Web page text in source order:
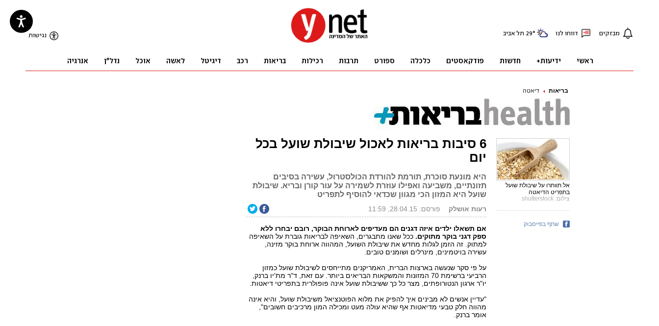
בריאות דיאטה
6 סיבות בריאות לאכול שיבולת שועל בכל
יום
היא מונעת סוכרת, תורמת להורדת הכולסטרול, עשירה בסיבים
תזונתיים, משביעה ואפילו עוזרת לשמירה על עור קורן ובריא. שיבולת
שועל היא המזון הכי מגוון שכדאי להוסיף לתפריט
רעות אושלק פורסם: 28.04.15, 11:59
אם תשאלו ילדים איזה דגנים הם מעדיפים לארוחת הבוקר, רובם יבחרו ללא
ספק דגני בוקר מתוקים. ככל שאנו מתבגרים, השאיפה לבריאות גוברת על השאיפה
למתוק. זה הזמן לגלות מחדש את שיבולת השועל, המהווה ארוחת בוקר מזינה,
עשירה בויטמינים, מינרלים ושומנים טובים.
על פי סקר שנעשה בארצות הברית, האמריקנים מתייחסים לשיבולת שועל כמזון
הרביעי ברשימת 70 המזונות והמשקאות הבריאים ביותר. עם זאת, ד"ר מת'יו ברנק,
יו"ר ארגון הנטורופתים, מצר כל כך ששיבולת שועל אינה פופולרית בתפריטי דיאטות.
"עדיין אנשים לא מבינים איך להפיק את מלוא הפוטנציאל משיבולת שועל, והיא אינה
מהווה חלק טבעי מדיאטות אף שהיא עולה מעט ומכילה המון מרכיבים חשובים",
אומר ברנק.
אל תוותרו על שיבולת שועל
בתפריט הדיאטה
צילום: shutterstock
שתף בפייסבוק